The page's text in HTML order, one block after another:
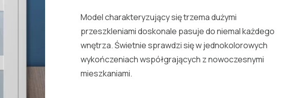
Model charakteryzujący się trzema dużymi
przeszkleniami doskonale pasuje do niemal każdego
wnętrza. Świetnie sprawdzi się w jednokolorowych
wykończeniach współgrających z nowoczesnymi
mieszkaniami.